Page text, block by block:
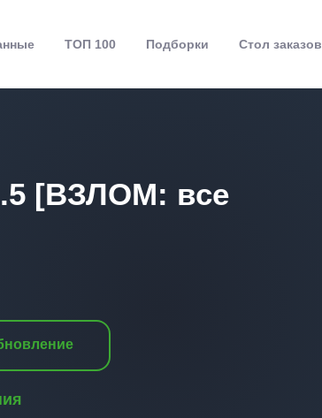
ТОП 100 Подборки Стол заказов
[ВЗЛОМ: все